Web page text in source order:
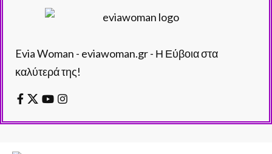
Evia Woman - eviawoman.gr - Η Εύβοια στα
καλύτερά της!